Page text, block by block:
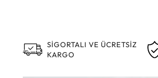
SİGORTALI VE ÜCRETSİZ
KARGO